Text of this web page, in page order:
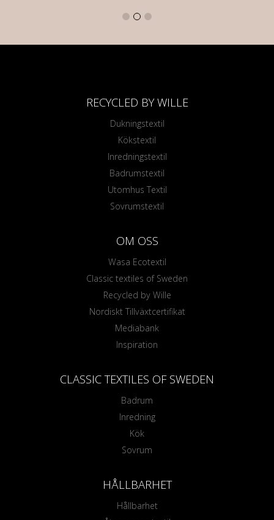
RECYCLED BY WILLE
Dukningstextil
Kökstextil
Inredningstextil
Badrumstextil
Utomhus Textil
Sovrumstextil
OM OSS
Wasa Ecotextil
Classic textiles of Sweden
Recycled by Wille
Nordiskt Tillväxtcertifikat
Mediabank
Inspiration
CLASSIC TEXTILES OF SWEDEN
Badrum
Inredning
Kök
Sovrum
HÅLLBARHET
Hållbarhet